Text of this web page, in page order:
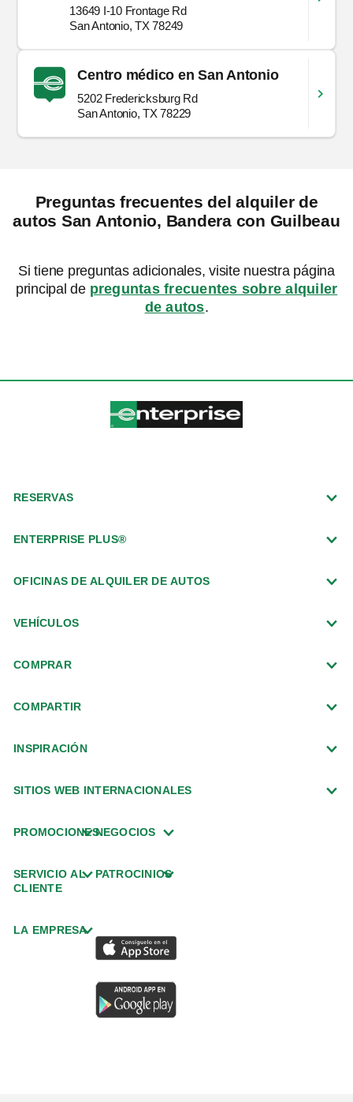
13649 I-10 Frontage Rd
San Antonio, TX 78249
Centro médico en San Antonio
5202 Fredericksburg Rd
San Antonio, TX 78229
Preguntas frecuentes del alquiler de
autos San Antonio, Bandera con Guilbeau
Si tiene preguntas adicionales, visite nuestra página
principal de preguntas frecuentes sobre alquiler
de autos.
RESERVAS
ENTERPRISE PLUS®
OFICINAS DE ALQUILER DE AUTOS
VEHÍCULOS
COMPRAR
COMPARTIR
INSPIRACIÓN
SITIOS WEB INTERNACIONALES
PROMOCIONES
SERVICIO AL
CLIENTE
LA EMPRESA
NEGOCIOS
PATROCINIOS